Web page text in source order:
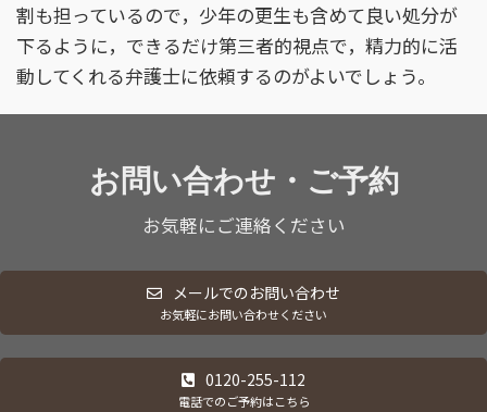
割も担っているので，少年の更生も含めて良い処分が
下るように，できるだけ第三者的視点で，精力的に活
動してくれる弁護士に依頼するのがよいでしょう。
お問い合わせ ・ご予約
お気軽にご連絡ください
メールでのお問い合わせ
お気軽にお問い合わせください
0120-255-112
電話でのご予約はこちら